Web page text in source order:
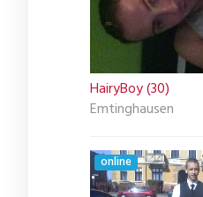
HairyBoy (30)
Emtinghausen
online